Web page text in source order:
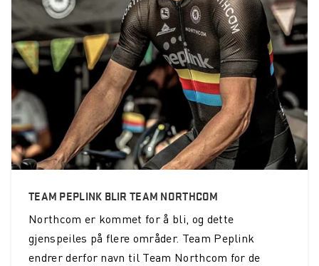
TEAM PEPLINK BLIR TEAM NORTHCOM
Northcom er kommet for å bli, og dette
gjenspeiles på flere områder. Team Peplink
endrer derfor navn til Team Northcom for de